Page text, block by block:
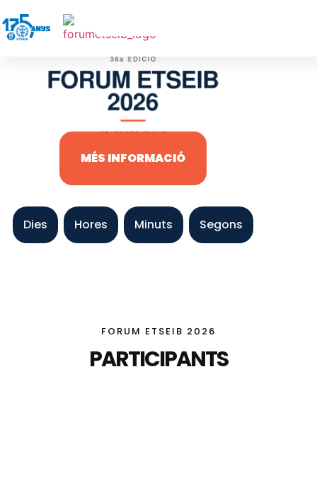
MÉS INFORMACIÓ
Dies Hores Minuts Segons
FORUM ETSEIB 2026
PARTICIPANTS